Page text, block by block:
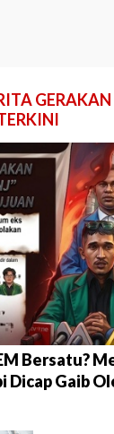
Bersatu?
Dicap Gaib